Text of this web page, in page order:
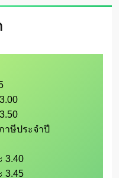
าษีประจำปี
3.40
3.45